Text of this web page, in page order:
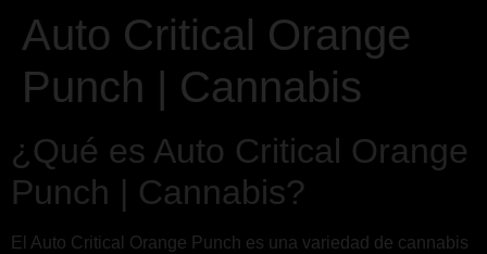
Auto Critical Orange
Punch | Cannabis
¿Qué es Auto Critical Orange
Punch | Cannabis?
El Auto Critical Orange Punch es una variedad de cannabis